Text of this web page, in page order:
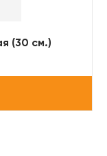
(30 см.)